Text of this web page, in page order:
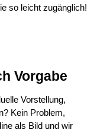
so leicht zugänglich!
Vorgabe
Vorstellung,
Kein Problem,
als Bild und wir